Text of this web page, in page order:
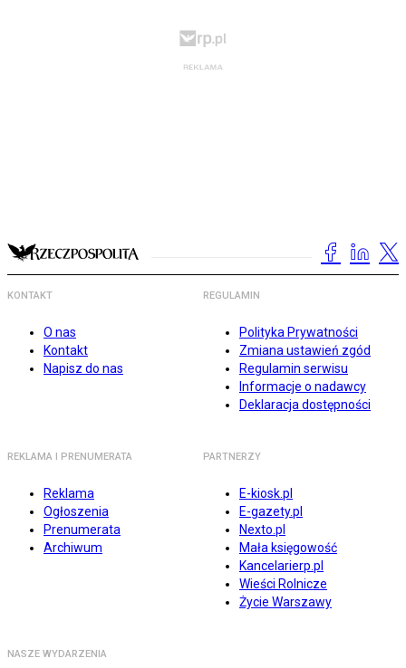
KONTAKT
O nas
Kontakt
Napisz do nas
REGULAMIN
Polityka Prywatności
Zmiana ustawień zgód
Regulamin serwisu
Informacje o nadawcy
Deklaracja dostępności
REKLAMA I PRENUMERATA
Reklama
Ogłoszenia
Prenumerata
Archiwum
PARTNERZY
E-kiosk.pl
E-gazety.pl
Nexto.pl
Mała księgowość
Kancelarierp.pl
Wieści Rolnicze
Życie Warszawy
NASZE WYDARZENIA